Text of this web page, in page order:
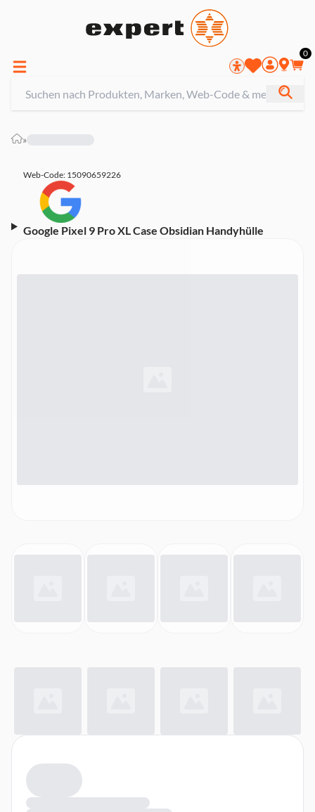
0
»
Web-Code: 15090659226
Google Pixel 9 Pro XL Case Obsidian Handyhülle